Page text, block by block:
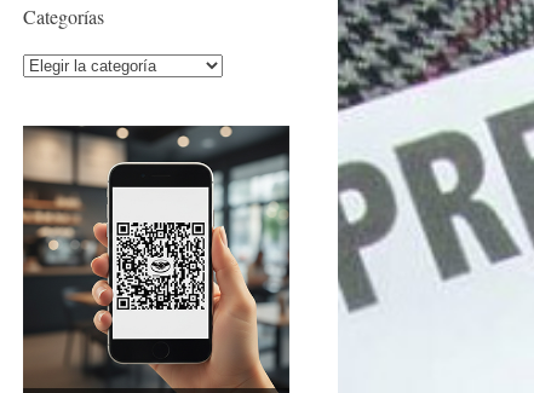
Categorías
Categorías